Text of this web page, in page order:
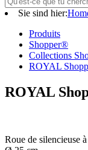
Sie sind hier:
Produits
Shopper®
Collections
ROYAL
ROYAL
Roue de silencieuse